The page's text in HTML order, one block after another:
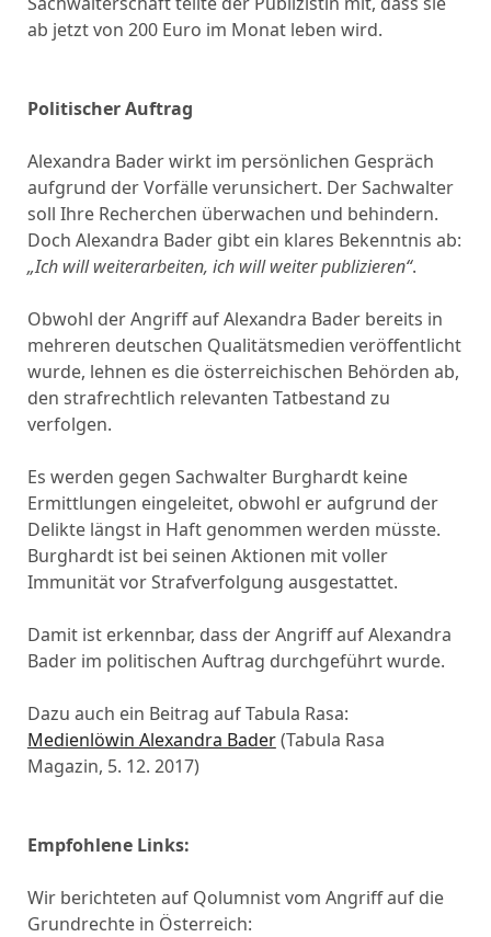
ab jetzt von 200 Euro im Monat leben wird.
Politischer Auftrag
Alexandra Bader wirkt im persönlichen Gespräch
aufgrund der Vorfälle verunsichert. Der Sachwalter
soll Ihre Recherchen überwachen und behindern.
Doch Alexandra Bader gibt ein klares Bekenntnis ab:
„Ich will weiterarbeiten, ich will weiter publizieren“.
Obwohl der Angriff auf Alexandra Bader bereits in
mehreren deutschen Qualitätsmedien veröffentlicht
wurde, lehnen es die österreichischen Behörden ab,
den strafrechtlich relevanten Tatbestand zu
verfolgen.
Es werden gegen Sachwalter Burghardt keine
Ermittlungen eingeleitet, obwohl er aufgrund der
Delikte längst in Haft genommen werden müsste.
Burghardt ist bei seinen Aktionen mit voller
Immunität vor Strafverfolgung ausgestattet.
Damit ist erkennbar, dass der Angriff auf Alexandra
Bader im politischen Auftrag durchgeführt wurde.
Dazu auch ein Beitrag auf Tabula Rasa:
Medienlöwin Alexandra Bader(Tabula Rasa
Magazin, 5. 12. 2017)
Empfohlene Links:
Wir berichteten auf Qolumnist vom Angriff auf die
Grundrechte in Österreich: